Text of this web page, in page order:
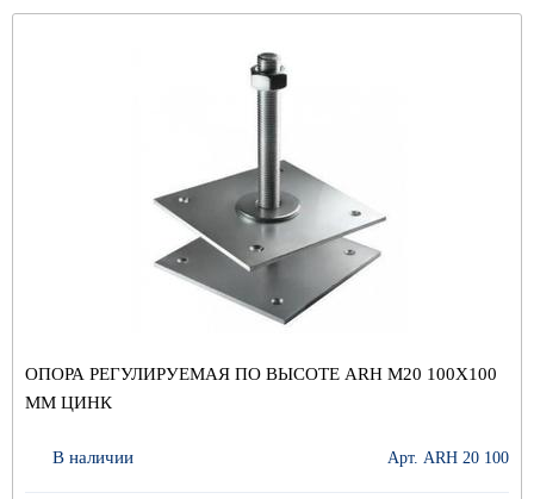
ОПОРА РЕГУЛИРУЕМАЯ ПО ВЫСОТЕ ARH M20 100Х100
ММ ЦИНК
В наличии Арт. ARH 20 100